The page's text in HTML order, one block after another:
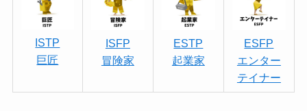
ISTP
巨匠
ISFP
冒険家
ESTP
起業家
ESFP
エンター
テイナー